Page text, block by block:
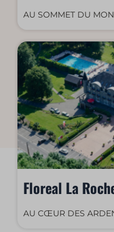
AU SOMMET DU
Floreal La
AU CŒUR DES